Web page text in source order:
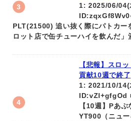
1: 2025/06/
PLT(21500) 追い抜く際にパトカ
ロット店で缶チューハイを飲んだ
【悲報】スロ
貢献10週で終了
1: 2021/10/
ID:vZl+gfgOd
【10週】Pあ
YT900（ニュ